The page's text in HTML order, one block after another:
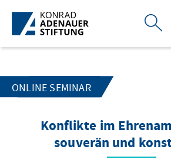
Skip to Main Content
ONLINE SEMINAR
Konflikte im
souverän und